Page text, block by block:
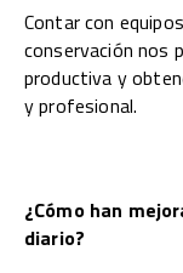
Contar con
conservación nos
productiva y
y profesional.
¿Cómo han
diario?